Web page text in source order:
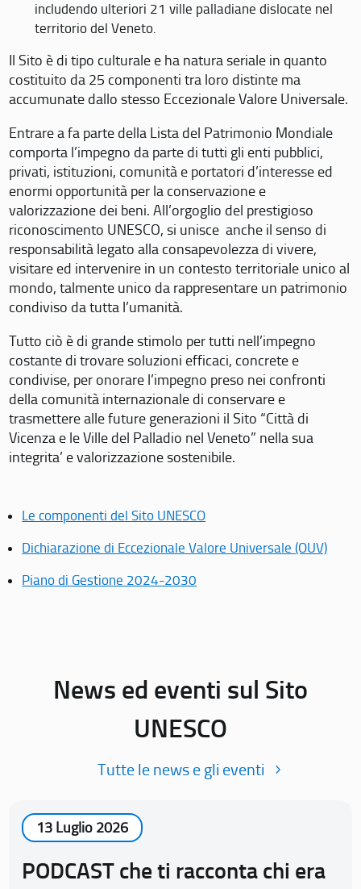
includendo ulteriori 21 ville palladiane dislocate nel
territorio del Veneto.
Il Sito è di tipo culturale e ha natura seriale in quanto
costituito da 25 componenti tra loro distinte ma
accumunate dallo stesso Eccezionale Valore Universale.
Entrare a fa parte della Lista del Patrimonio Mondiale
comporta l’impegno da parte di tutti gli enti pubblici,
privati, istituzioni, comunità e portatori d’interesse ed
enormi opportunità per la conservazione e
valorizzazione dei beni. All’orgoglio del prestigioso
riconoscimento UNESCO, si unisce anche il senso di
responsabilità legato alla consapevolezza di vivere,
visitare ed intervenire in un contesto territoriale unico al
mondo, talmente unico da rappresentare un patrimonio
condiviso da tutta l’umanità.
Tutto ciò è di grande stimolo per tutti nell’impegno
costante di trovare soluzioni efficaci, concrete e
condivise, per onorare l’impegno preso nei confronti
della comunità internazionale di conservare e
trasmettere alle future generazioni il Sito “Città di
Vicenza e le Ville del Palladio nel Veneto” nella sua
integrita’ e valorizzazione sostenibile.
Le componenti del Sito UNESCO
Dichiarazione di Eccezionale Valore Universale (OUV)
Piano di Gestione 2024-2030
News ed eventi sul Sito
UNESCO
Tutte le news e gli eventi
13 Luglio 2026
PODCAST che ti racconta chi era